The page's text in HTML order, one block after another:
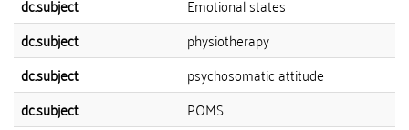
dc.subject
Emotional states
dc.subject
physiotherapy
dc.subject
psychosomatic attitude
dc.subject
POMS